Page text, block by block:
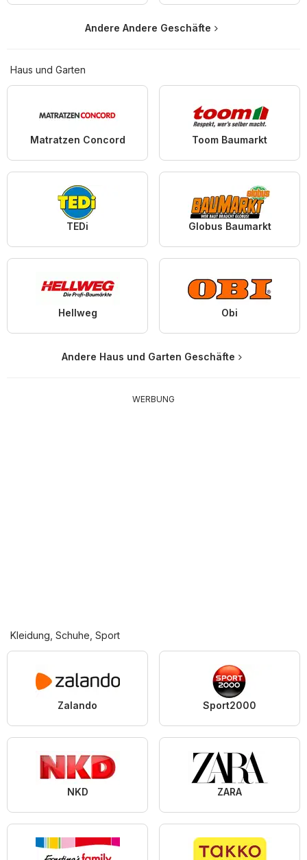
Andere Andere Geschäfte
Haus und Garten
Matratzen Concord Toom Baumarkt
TEDi Globus Baumarkt
Hellweg Obi
Andere Haus und Garten Geschäfte
WERBUNG
Kleidung, Schuhe, Sport
Zalando Sport2000
NKD ZARA